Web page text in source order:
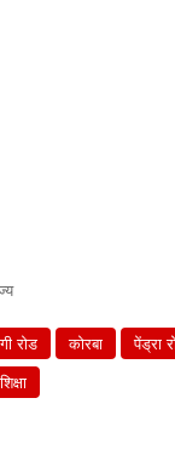
रोड कोरबा पेंड्रा
शिक्षा